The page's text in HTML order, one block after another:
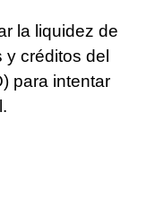
la liquidez de
créditos del
para intentar